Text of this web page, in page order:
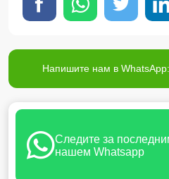
Напишите нам в
Следите за
нашем Whatsapp